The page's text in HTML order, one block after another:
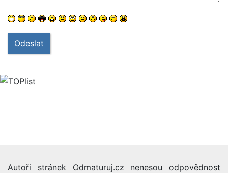
Odeslat
Autoři stránek Odmaturuj.cz nenesou odpovědnost